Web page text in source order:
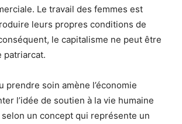
Le travail des femmes est
leurs propres conditions de
le capitalisme ne peut être
patriarcat.
prendre soin amène l’économie
l’idée de soutien à la vie humaine
selon un concept qui représente un